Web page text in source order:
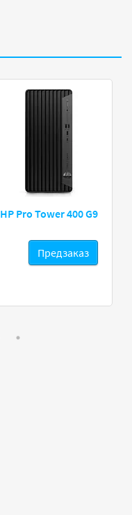
HP Pro Tower 400 G9
Предзаказ